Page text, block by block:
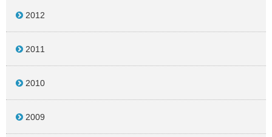
2012
2011
2010
2009